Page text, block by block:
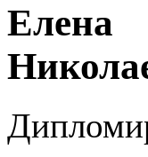
Елена